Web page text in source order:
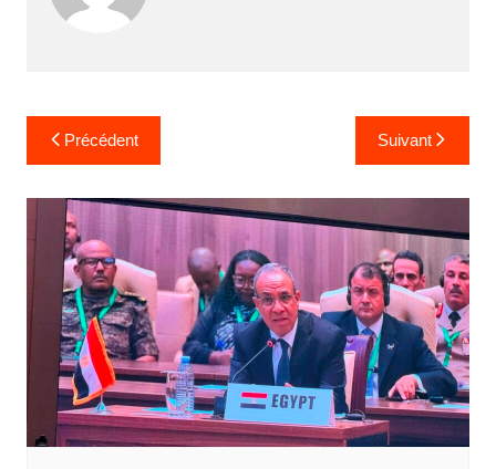
Navigation
de
l’article
Précédent Suivant